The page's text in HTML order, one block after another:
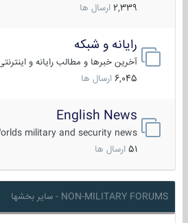
2,339 ارسال ها
رایانه و شبکه
آخرین خبرها و مطالب رایانه و اینترنتی
6,045 ارسال ها
English News
Worlds military and security news
51 ارسال ها
NON-MILITARY FORUMS - سایر بخشها